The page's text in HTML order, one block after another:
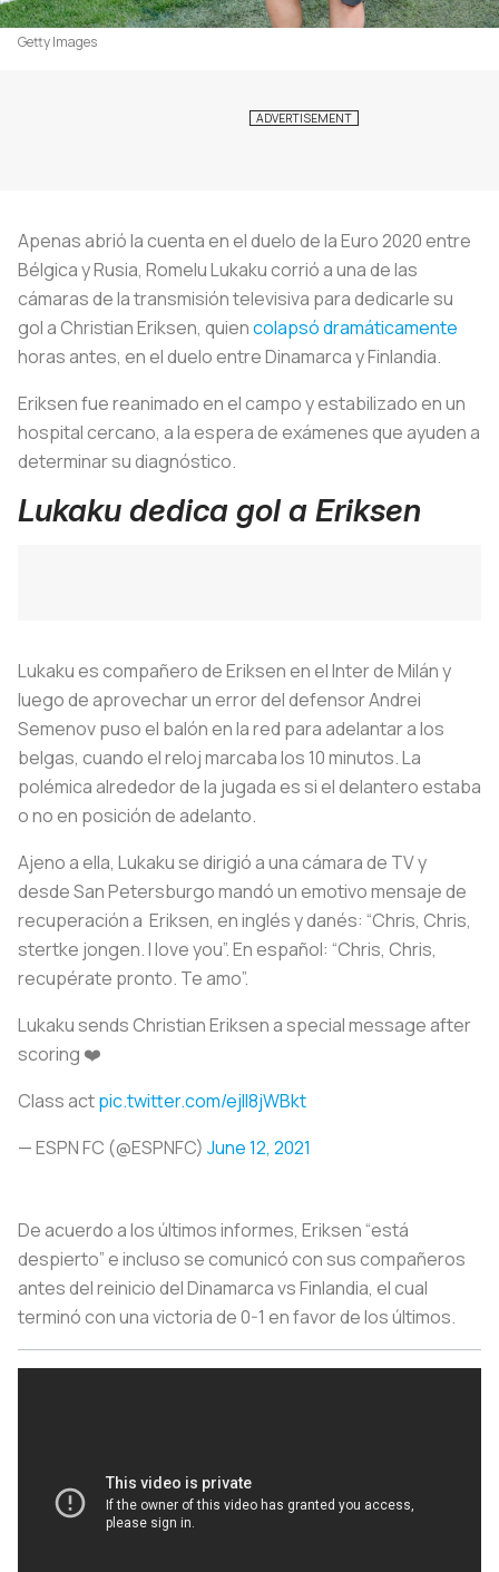
Getty Images
Apenas abrió la cuenta en el duelo de la Euro 2020 entre
Bélgica y Rusia, Romelu Lukaku corrió a una de las
cámaras de la transmisión televisiva para dedicarle su
gol a Christian Eriksen, quiencolapsó dramáticamente
horas antes, en el duelo entre Dinamarca y Finlandia.
Eriksen fue reanimado en el campo y estabilizado en un
hospital cercano, a la espera de exámenes que ayuden a
determinar su diagnóstico.
Lukaku dedica gol a Eriksen
Lukaku es compañero de Eriksen en el Inter de Milán y
luego de aprovechar un error del defensor Andrei
Semenov puso el balón en la red para adelantar a los
belgas, cuando el reloj marcaba los 10 minutos. La
polémica alrededor de la jugada es si el delantero estaba
o no en posición de adelanto.
Ajeno a ella, Lukaku se dirigió a una cámara de TV y
desde San Petersburgo mandó un emotivo mensaje de
recuperación a Eriksen, en inglés y danés: “Chris, Chris,
stertke jongen. I love you”. En español: “Chris, Chris,
recupérate pronto. Te amo”.
Lukaku sends Christian Eriksen a special message after
scoring ❤️
Class actpic.twitter.com/ejll8jWBkt
— ESPN FC (@ESPNFC) June 12, 2021
De acuerdo a los últimos informes, Eriksen “está
despierto” e incluso se comunicó con sus compañeros
antes del reinicio del Dinamarca vs Finlandia, el cual
terminó con una victoria de 0-1 en favor de los últimos.